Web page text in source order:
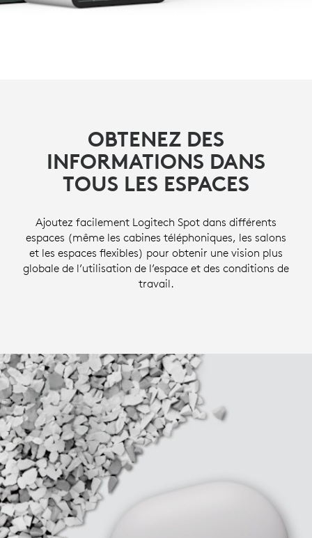
OBTENEZ DES
INFORMATIONS DANS
TOUS LES ESPACES
Ajoutez facilement Logitech Spot dans différents
espaces (même les cabines téléphoniques, les salons
et les espaces flexibles) pour obtenir une vision plus
globale de l’utilisation de l’espace et des conditions de
travail.